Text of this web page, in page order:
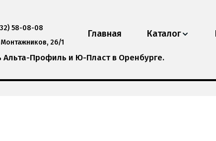
58-08-08
Монтажников, 26/1
Главная Каталог
Профиль и Ю-Пласт в Оренбурге.